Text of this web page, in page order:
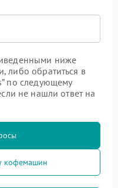
ниже
либо обратиться в
по следующему
не нашли ответ на
кофемашин